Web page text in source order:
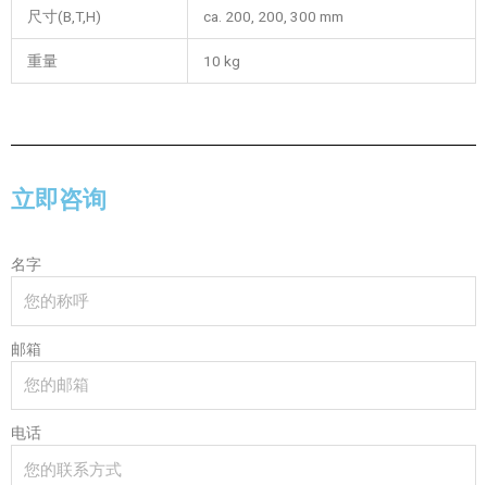
尺寸(B,T,H) ca. 200, 200, 300 mm
重量 10 kg
立即咨询
名字
邮箱
电话